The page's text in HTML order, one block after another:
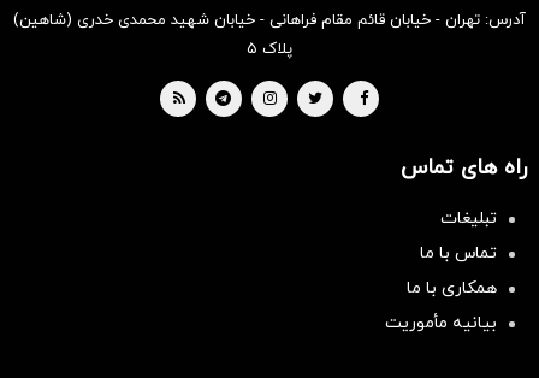
آدرس: تهران - خیابان قائم مقام فراهانی - خیابان شهید محمدی خدری (شاهین)
پلاک ۵
راه های تماس
تبلیغات
تماس با ما
همکاری با ما
بیانیه مأموریت